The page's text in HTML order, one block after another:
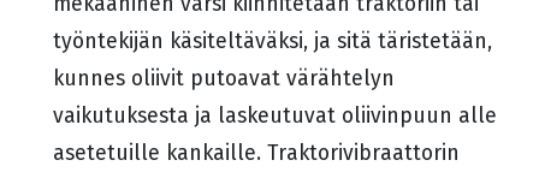
työntekijän käsiteltäväksi, ja sitä täristetään,
kunnes oliivit putoavat värähtelyn
vaikutuksesta ja laskeutuvat oliivinpuun alle
asetetuille kankaille. Traktorivibraattorin